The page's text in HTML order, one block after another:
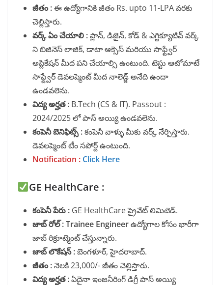
జీతం :ఈ ఉద్యోగానికి జీతం Rs. upto 11-LPA వరకు
చెల్లిస్తారు.
వర్క్ ఏం చేయాలి :ప్లాన్, డిజైన్, కోడ్ & ఎగ్జిక్యూటివ్ వర్క్
ని బిజినెస్ లాజిక్, డాటా ఆక్సెస్ మరియు సాఫ్ట్వేర్
అప్లికేషన్ మీద పని చేయాల్సి ఉంటుంది. టెస్టు ఆటోమాటే
సాఫ్ట్వేర్ డెవలప్మెంట్ మీద నాలెడ్జ్ అనేది ఉందా
ఉండవలెను.
విద్య అర్హత : B.Tech (CS & IT). Passout :
2024/2025 లో పాస్ అయ్యి ఉండవలెను.
కంపెనీ బెనిఫిట్స్ :కంపెనీ వాళ్ళు మీకు వర్క్ నేర్పిస్తారు.
డెవలప్మెంట్ టీం సపోర్ట్ ఉంటుంది.
Notification : Click Here
GE HealthCare :
కంపెనీ పేరు : GE HealthCare ప్రైవేట్ లిమిటెడ్.
జాబ్ రోల్ :Trainee Engineerఉద్యోగాల కోసం భారీగా
జాబ్ రిక్రూట్మెంట్ చేస్తున్నారు.
జాబ్ లొకేషన్ :బెంగళూర్, హైదరాబాద్.
జీతం :నెలకి 23,000/- జీతం చెల్లిస్తారు.
విద్య అర్హత :ఏదైనా ఇంజనీరింగ్ డిగ్రీ పాస్ అయ్యి